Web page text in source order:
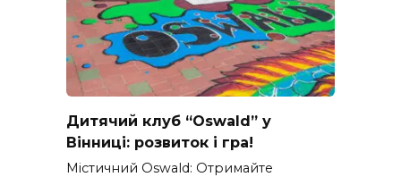
Дитячий клуб “Oswald” у
Вінниці: розвиток і гра!
Містичний Oswald: Отримайте